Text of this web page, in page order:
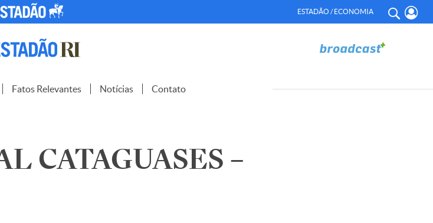
ESTADÃO / ECONOMIA
Fatos Relevantes Notícias Contato
CATAGUASES –